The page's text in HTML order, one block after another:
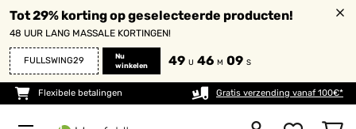
Tot 29% korting op geselecteerde producten!
48 UUR LANG MASSALE KORTINGEN!
FULLSWING29
Nu
winkelen
49 U 46 M 09 S
Flexibele betalingen Gratis verzending vanaf 100€*